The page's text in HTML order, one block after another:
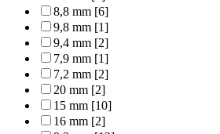
8,8 mm [6]
9,8 mm [1]
9,4 mm [2]
7,9 mm [1]
7,2 mm [2]
20 mm [2]
15 mm [10]
16 mm [2]